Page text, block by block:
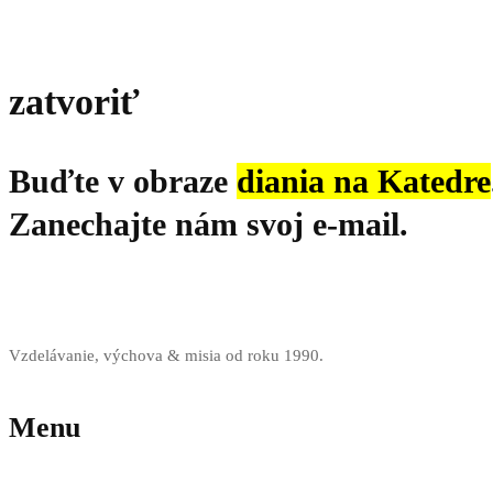
zatvoriť
Buďte v obraze diania na Katedre
Zanechajte nám svoj e-mail.
Vzdelávanie, výchova & misia od roku 1990.
Menu